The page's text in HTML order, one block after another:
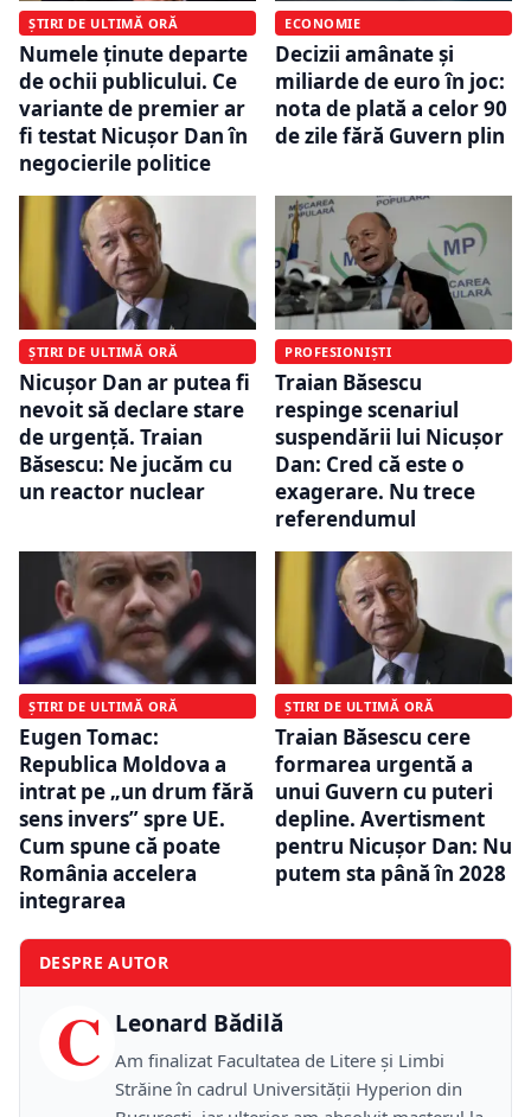
ȘTIRI DE ULTIMĂ ORĂ
Numele ținute departe
de ochii publicului. Ce
variante de premier ar
fi testat Nicușor Dan în
negocierile politice
ECONOMIE
Decizii amânate și
miliarde de euro în joc:
nota de plată a celor 90
de zile fără Guvern plin
ȘTIRI DE ULTIMĂ ORĂ
Nicușor Dan ar putea fi
nevoit să declare stare
de urgență. Traian
Băsescu: Ne jucăm cu
un reactor nuclear
PROFESIONIȘTI
Traian Băsescu
respinge scenariul
suspendării lui Nicușor
Dan: Cred că este o
exagerare. Nu trece
referendumul
ȘTIRI DE ULTIMĂ ORĂ
Eugen Tomac:
Republica Moldova a
intrat pe „un drum fără
sens invers” spre UE.
Cum spune că poate
România accelera
integrarea
ȘTIRI DE ULTIMĂ ORĂ
Traian Băsescu cere
formarea urgentă a
unui Guvern cu puteri
depline. Avertisment
pentru Nicușor Dan: Nu
putem sta până în 2028
DESPRE AUTOR
C Leonard Bădilă
Am finalizat Facultatea de Litere și Limbi
Străine în cadrul Universității Hyperion din